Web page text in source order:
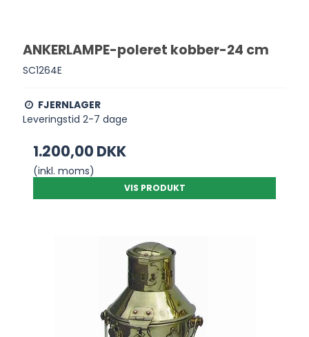
ANKERLAMPE-poleret kobber-24 cm
SC1264E
FJERNLAGER
Leveringstid 2-7 dage
1.200,00 DKK
(inkl. moms)
VIS PRODUKT